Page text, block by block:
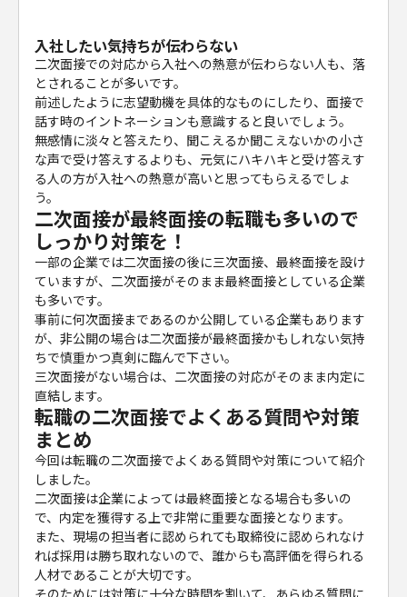
入社したい気持ちが伝わらない
二次面接での対応から入社への熱意が伝わらない人も、落
とされることが多いです。
前述したように志望動機を具体的なものにしたり、面接で
話す時のイントネーションも意識すると良いでしょう。
無感情に淡々と答えたり、聞こえるか聞こえないかの小さ
な声で受け答えするよりも、元気にハキハキと受け答えす
る人の方が入社への熱意が高いと思ってもらえるでしょ
う。
二次面接が最終面接の転職も多いので
しっかり対策を！
一部の企業では二次面接の後に三次面接、最終面接を設け
ていますが、二次面接がそのまま最終面接としている企業
も多いです。
事前に何次面接まであるのか公開している企業もあります
が、非公開の場合は二次面接が最終面接かもしれない気持
ちで慎重かつ真剣に臨んで下さい。
三次面接がない場合は、二次面接の対応がそのまま内定に
直結します。
転職の二次面接でよくある質問や対策
まとめ
今回は転職の二次面接でよくある質問や対策について紹介
しました。
二次面接は企業によっては最終面接となる場合も多いの
で、内定を獲得する上で非常に重要な面接となります。
また、現場の担当者に認められても取締役に認められなけ
れば採用は勝ち取れないので、誰からも高評価を得られる
人材であることが大切です。
そのためには対策に十分な時間を割いて、あらゆる質問に